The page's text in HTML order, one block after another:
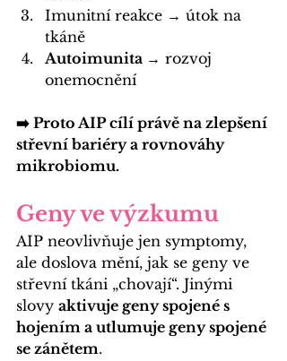
Imunitní reakce → útok na
tkáně
Autoimunita → rozvoj
onemocnění
➡️ Proto AIP cílí právě na zlepšení
střevní bariéry a rovnováhy
mikrobiomu.
Geny ve výzkumu
AIP neovlivňuje jen symptomy,
ale doslova mění, jak se geny ve
střevní tkáni „chovají“. Jinými
slovy aktivuje geny spojené s
hojením a utlumuje geny spojené
se zánětem.